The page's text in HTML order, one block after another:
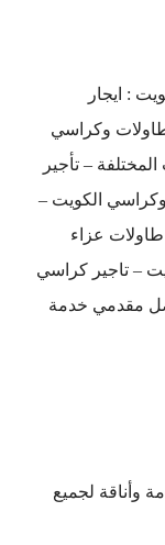
: ايجار
وكراسي
– تأجير
الكويت –
طاولات عزاء
– تاجير كراسي
مقدمي خدمة
وأناقة لجميع